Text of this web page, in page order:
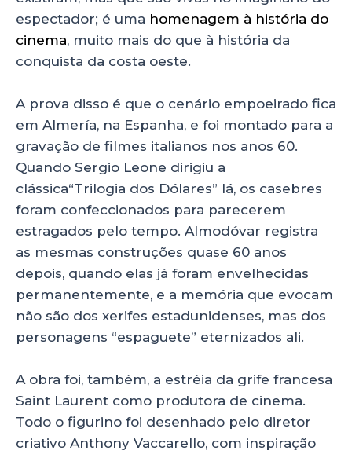
espectador; é uma homenagem à história do
cinema, muito mais do que à história da
conquista da costa oeste.
A prova disso é que o cenário empoeirado fica
em Almería, na Espanha, e foi montado para a
gravação de filmes italianos nos anos 60.
Quando Sergio Leone dirigiu a
clássica“Trilogia dos Dólares” lá, os casebres
foram confeccionados para parecerem
estragados pelo tempo. Almodóvar registra
as mesmas construções quase 60 anos
depois, quando elas já foram envelhecidas
permanentemente, e a memória que evocam
não são dos xerifes estadunidenses, mas dos
personagens “espaguete” eternizados ali.
A obra foi, também, a estréia da grife francesa
Saint Laurent como produtora de cinema.
Todo o figurino foi desenhado pelo diretor
criativo Anthony Vaccarello, com inspiração